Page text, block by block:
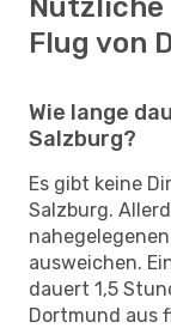
Flug von
Wie lange
Salzburg?
Es gibt keine
Salzburg.
ausweichen.
dauert 1,5
Dortmund aus